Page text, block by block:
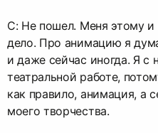
С: Не пошел. Меня этому и
дело. Про анимацию я
и даже сейчас иногда. Я с
театральной работе,
как правило, анимация, а
моего творчества.